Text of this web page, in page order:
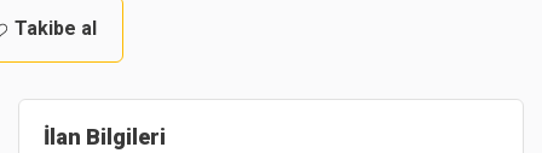
Takibe al
İlan Bilgileri